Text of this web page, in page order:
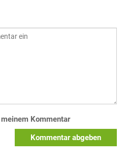
Kommentar
Kommentar abgeben